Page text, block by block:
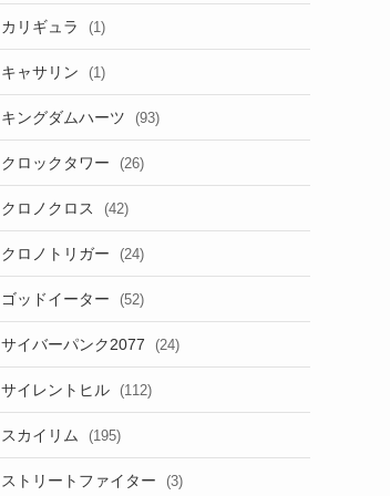
カリギュラ (1)
キャサリン (1)
キングダムハーツ (93)
クロックタワー (26)
クロノクロス (42)
クロノトリガー (24)
ゴッドイーター (52)
サイバーパンク2077 (24)
サイレントヒル (112)
スカイリム (195)
ストリートファイター (3)